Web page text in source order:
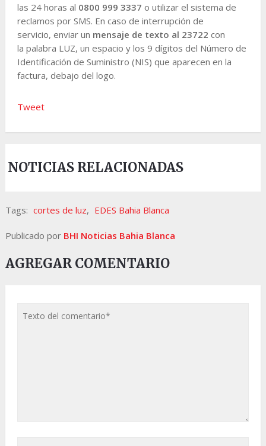
las 24 horas al 0800 999 3337 o utilizar el sistema de
reclamos por SMS. En caso de interrupción de
servicio, enviar un mensaje de texto al 23722 con
la palabra LUZ, un espacio y los 9 dígitos del Número de
Identificación de Suministro (NIS) que aparecen en la
factura, debajo del logo.
Tweet
NOTICIAS RELACIONADAS
Tags: cortes de luz, EDES Bahia Blanca
Publicado por BHI Noticias Bahia Blanca
AGREGAR COMENTARIO